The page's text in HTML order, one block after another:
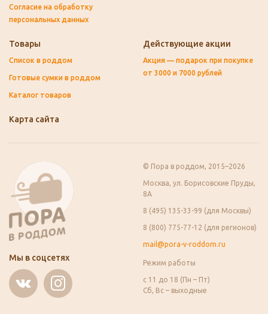
Согласие на обработку
персональных данных
Товары
Список в роддом
Готовые сумки в роддом
Каталог товаров
Действующие акции
Акция — подарок при покупке
от 3000 и 7000 рублей
Карта сайта
Мы в соцсетях
© Пора в роддом, 2015–2026
Москва, ул. Борисовские Пруды,
8А
8 (495) 135-33-99 (для Москвы)
8 (800) 775-77-12 (для регионов)
mail@pora-v-roddom.ru
Режим работы
с 11 до 18 (Пн – Пт)
Сб, Вс – выходные